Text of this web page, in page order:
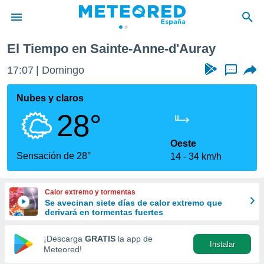
de
por
que se
calidad.
a este
las
y
forma
digital
basada
El Tiempo en Sainte-Anne-d'Auray
17:07 Domingo ...
Nubes y claros
28°
Sensación de 28°
Oeste
14
34 km/h
Calor extremo y tormentas
Se avecinan siete días de calor extremo que
derivará en tormentas fuertes
¡Descarga GRATIS la app de
Meteored!
Instalar